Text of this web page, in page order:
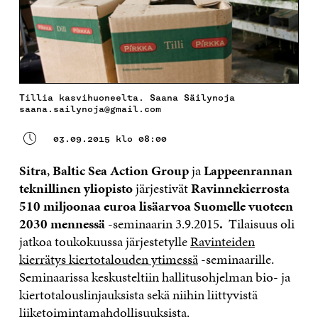
Tillia kasvihuoneelta. Saana Säilynoja
saana.sailynoja@gmail.com
03.09.2015 klo 08:00
Sitra,Baltic Sea Action GroupjaLappeenrannan
teknillinen yliopistojärjestivätRavinnekierrosta
510 miljoonaa euroa lisäarvoa Suomelle vuoteen
2030 mennessä-seminaarin 3.9.2015. Tilaisuus oli
jatkoa toukokuussa järjestetylleRavinteiden
kierrätys kiertotalouden ytimessä-seminaarille.
Seminaarissa keskusteltiin hallitusohjelman bio- ja
kiertotalouslinjauksista sekä niihin liittyvistä
liiketoimintamahdollisuuksista.